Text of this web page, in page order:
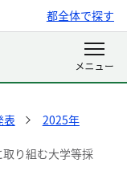
都全体で探す
表
2025年
り組む大学等採